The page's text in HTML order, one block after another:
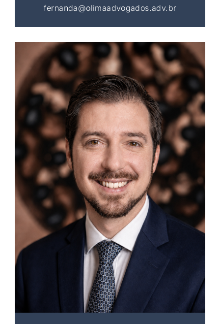
fernanda@olimaadvogados.adv.br